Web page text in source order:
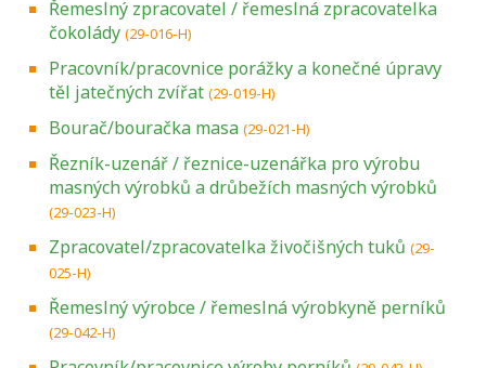
Řemeslný zpracovatel / řemeslná zpracovatelka
čokolády (29-016-H)
Pracovník/pracovnice porážky a konečné úpravy
těl jatečných zvířat (29-019-H)
Bourač/bouračka masa (29-021-H)
Řezník-uzenář / řeznice-uzenářka pro výrobu
masných výrobků a drůbežích masných výrobků
(29-023-H)
Zpracovatel/zpracovatelka živočišných tuků (29-
025-H)
Řemeslný výrobce / řemeslná výrobkyně perníků
(29-042-H)